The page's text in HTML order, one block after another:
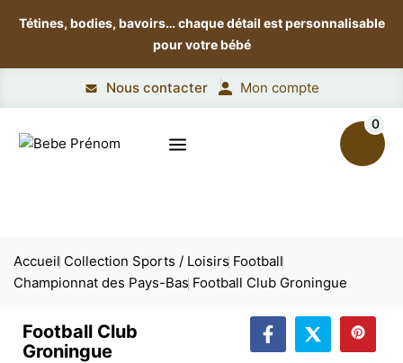
Tétines, bodies, bavoirs…chaque détail est personnalisable
pour votre bébé
Nous contacter Mon compte
0
Accueil Collection Sports / Loisirs Football
Championnat des Pays-Bas Football Club Groningue
Football Club
Groningue